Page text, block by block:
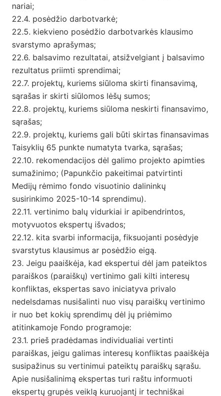
nariai;
22.4. posėdžio darbotvarkė;
22.5. kiekvieno posėdžio darbotvarkės klausimo
svarstymo aprašymas;
22.6. balsavimo rezultatai, atsižvelgiant į balsavimo
rezultatus priimti sprendimai;
22.7. projektų, kuriems siūloma skirti finansavimą,
sąrašas ir skirti siūlomos lėšų sumos;
22.8. projektų, kuriems siūloma neskirti finansavimo,
sąrašas;
22.9. projektų, kuriems gali būti skirtas finansavimas
Taisyklių 65 punkte numatyta tvarka, sąrašas;
22.10. rekomendacijos dėl galimo projekto apimties
sumažinimo; (Papunkčio pakeitimai patvirtinti
Medijų rėmimo fondo visuotinio dalininkų
susirinkimo 2025-10-14 sprendimu).
22.11. vertinimo balų vidurkiai ir apibendrintos,
motyvuotos ekspertų išvados;
22.12. kita svarbi informacija, fiksuojanti posėdyje
svarstytus klausimus ar posėdžio eigą.
23. Jeigu paaiškėja, kad ekspertui dėl jam pateiktos
paraiškos (paraiškų) vertinimo gali kilti interesų
konfliktas, ekspertas savo iniciatyva privalo
nedelsdamas nusišalinti nuo visų paraiškų vertinimo
ir nuo bet kokių sprendimų dėl jų priėmimo
atitinkamoje Fondo programoje:
23.1. prieš pradėdamas individualiai vertinti
paraiškas, jeigu galimas interesų konfliktas paaiškėja
susipažinus su vertinimui pateiktų paraiškų sąrašu.
Apie nusišalinimą ekspertas turi raštu informuoti
ekspertų grupės veiklą kuruojantį ir techniškai